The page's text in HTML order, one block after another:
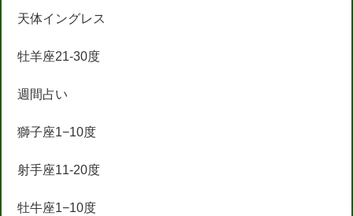
天体イングレス
牡羊座21-30度
週間占い
獅子座1−10度
射手座11-20度
牡牛座1−10度